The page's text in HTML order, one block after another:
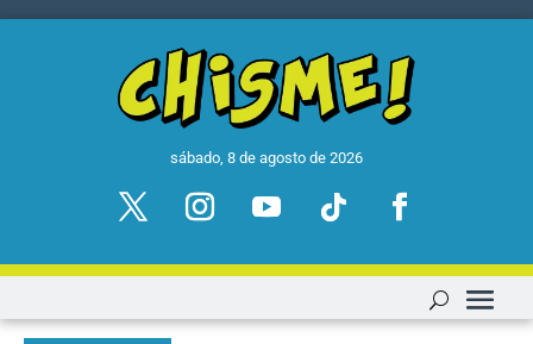
sábado, 8 de agosto de 2026